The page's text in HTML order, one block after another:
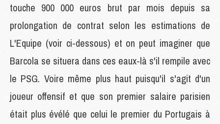
touche 900 000 euros brut par mois depuis sa
prolongation de contrat selon les estimations de
L'Equipe (voir ci-dessous) et on peut imaginer que
Barcola se situera dans ces eaux-là s'il rempile avec
le PSG. Voire même plus haut puisqu'il s'agit d'un
joueur offensif et que son premier salaire parisien
était plus évélé que celui le premier du Portugais à